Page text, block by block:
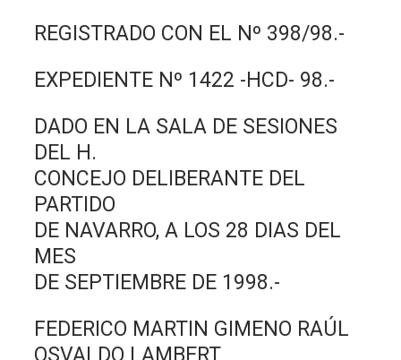
REGISTRADO CON EL Nº 398/98.-
EXPEDIENTE Nº 1422 -HCD- 98.-
DADO EN LA SALA DE SESIONES
DEL H.
CONCEJO DELIBERANTE DEL
PARTIDO
DE NAVARRO, A LOS 28 DIAS DEL
MES
DE SEPTIEMBRE DE 1998.-
FEDERICO MARTIN GIMENO RAÚL
OSVALDO LAMBERT